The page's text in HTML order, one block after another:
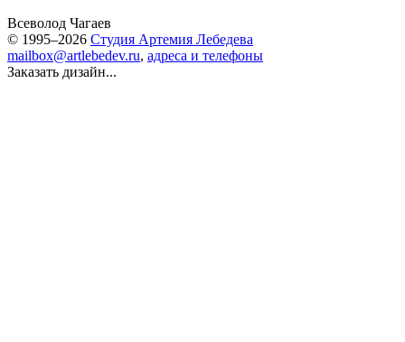
Всеволод Чагаев
© 1995–2026 Студия Артемия Лебедева
mailbox@artlebedev.ru, адреса и телефоны
Заказать дизайн...